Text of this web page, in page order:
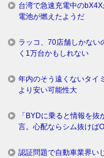
台湾で急速充電中の
電池が燃えたようだ
ラッコ、70店舗しかな
く1万台かもしれない
年内のそう遠くないタイ
より安い可能性大
「BYDに乗ると情報を
言。心配ならシム抜けば
認証問題で自動車業界い